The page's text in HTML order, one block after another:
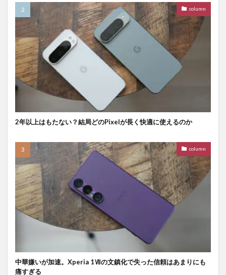
column
2年以上はもたない？結局どのPixelが長く快適に使えるのか
column
中華嫌いが加速。Xperia 1Ⅶの文鎮化で失った信頼はあまりにも
痛すぎる